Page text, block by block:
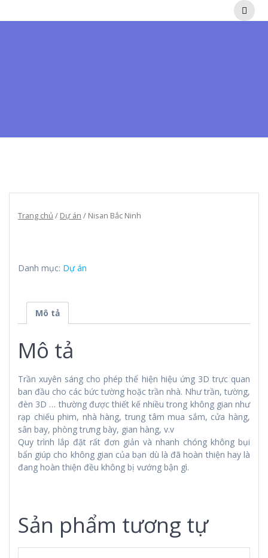
to
Trang chủ / Dự án / Nisan Bắc Ninh
Danh mục: Dự án
Mô tả
Mô tả
Trần xuyên sáng cho phép thể hiện hiệu ứng 3D trực quan
ban đầu cho các bức tường hoặc trần nhà. Như trần, tường,
đèn 3D … thường được thiết kế nhiều trong không gian như
rạp chiếu phim, nhà hàng, trung tâm mua sắm, cửa hàng,
sân bay, phòng trưng bày, gian hàng, v.v
Quy trình lắp đặt rất đơn giản và nhanh chóng không bụi
bẩn giúp cho không gian của bạn dù là đã hoàn thiện hay là
đang hoàn thiện đều không bị vướng bận gì.
Sản phẩm tương tự